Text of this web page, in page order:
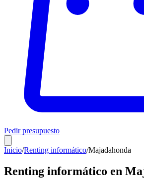
Pedir presupuesto
Inicio/Renting informático/Majadahonda
Renting informático en